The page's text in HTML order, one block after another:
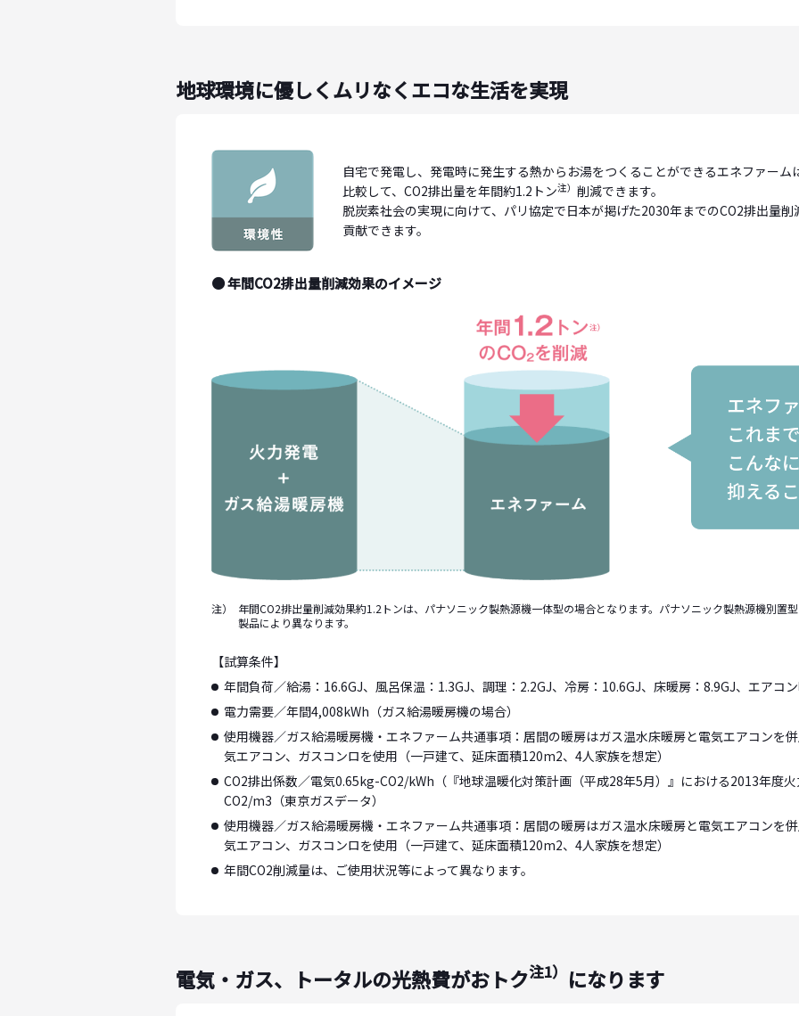
地球環境に優しくムリなくエコな生活を実現
自宅で発電し、発電時に発生する熱からお湯をつくることができるエネファー
比較して、CO2排出量を年間約1.2トン注） 削減できます。
脱炭素社会の実現に向けて、パリ協定で日本が掲げた2030年までのCO2排出量
貢献できます。
● 年間CO2排出量削減効果のイメージ
注）
年間CO2排出量削減効果約1.2トンは、パナソニック製熱源機一体型の場合となります。パナソニック製熱源機別置
製品により異なります。
【試算条件】
年間負荷／給湯：16.6GJ、風呂保温：1.3GJ、調理：2.2GJ、冷房：10.6GJ、床暖房：8.9GJ、エアコ
電力需要／年間4,008kWh（ガス給湯暖房機の場合）
使用機器／ガス給湯暖房機・エネファーム共通事項：居間の暖房はガス温水床暖房と電気エアコンを
気エアコン、ガスコンロを使用（一戸建て、延床面積120m2、4人家族を想定）
CO2排出係数／電気0.65kg-CO2/kWh（『地球温暖化対策計画（平成28年5月）』における2013年度
CO2/m3（東京ガスデータ）
使用機器／ガス給湯暖房機・エネファーム共通事項：居間の暖房はガス温水床暖房と電気エアコンを
気エアコン、ガスコンロを使用（一戸建て、延床面積120m2、4人家族を想定）
年間CO2削減量は、ご使用状況等によって異なります。
電気・ガス、トータルの光熱費がおトク注1） になります